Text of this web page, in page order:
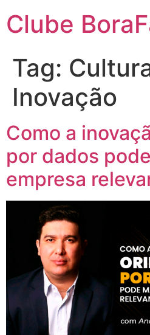
Clube
Tag:
Inovação
Como a
por dados
empresa